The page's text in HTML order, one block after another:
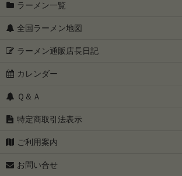
ラーメン一覧
全国ラーメン地図
ラーメン通販店長日記
カレンダー
Ｑ＆Ａ
特定商取引法表示
ご利用案内
お問い合せ